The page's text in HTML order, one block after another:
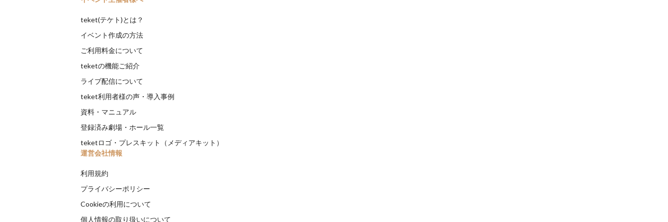
teket(テケト)とは？
イベント作成の方法
ご利用料金について
teketの機能ご紹介
ライブ配信について
teket利用者様の声・導入事例
資料・マニュアル
登録済み劇場・ホール一覧
teketロゴ・プレスキット（メディアキット）
運営会社情報
利用規約
プライバシーポリシー
Cookieの利用について
個人情報の取り扱いについて